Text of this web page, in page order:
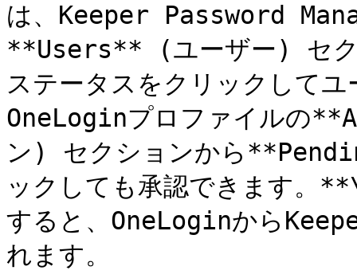
は、Keeper Password
**Users** (ユーザー) セ
ステータスをクリックして
OneLoginプロファイルの
ン) セクションから
ックしても承認できます
すると、OneLoginから
れます。